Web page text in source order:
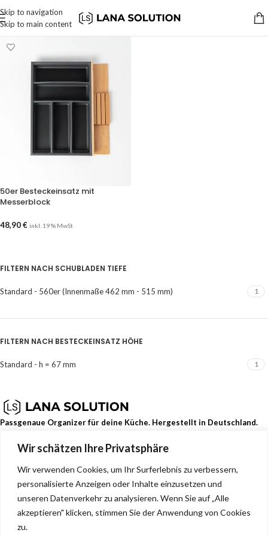
Wir schätzen Ihre Privatsphäre
Wir verwenden Cookies, um Ihr Surferlebnis zu verbessern,
personalisierte Anzeigen oder Inhalte einzusetzen und
unseren Datenverkehr zu analysieren. Wenn Sie auf „Alle
akzeptieren" klicken, stimmen Sie der Anwendung von Cookies
zu.
Skip to navigation
Skip to main content
FILTERN NACH SCHUBLADEN TIEFE
Standard - 560er (Innenmaße 462 mm - 515 mm) 1
FILTERN NACH BESTECKEINSATZ HÖHE
Standard - h = 67 mm 1
50er Besteckeinsatz mit
Messerblock
48,90€ inkl. 19 % MwSt
Passgenaue Organizer für deine Küche. Hergestellt in Deutschland.
Dehmerstr. 93b, Bad Oeynhausen, Deutschland, 32549
info@lana-solution.de
NEUESTE BEITRÄGE
SERVICE